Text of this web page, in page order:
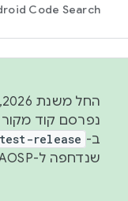
Code Search
ב- release
שנדחפה ל-AOSP. מידע נוסף זמין במאמר